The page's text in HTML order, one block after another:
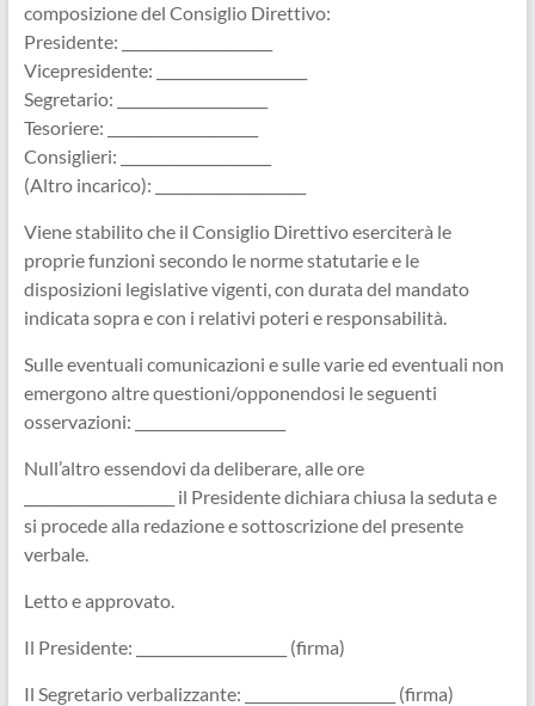
composizione del Consiglio Direttivo:
Presidente: _____________________
Vicepresidente: _____________________
Segretario: _____________________
Tesoriere: _____________________
Consiglieri: _____________________
(Altro incarico): _____________________
Viene stabilito che il Consiglio Direttivo eserciterà le
proprie funzioni secondo le norme statutarie e le
disposizioni legislative vigenti, con durata del mandato
indicata sopra e con i relativi poteri e responsabilità.
Sulle eventuali comunicazioni e sulle varie ed eventuali non
emergono altre questioni/opponendosi le seguenti
osservazioni: _____________________
Null’altro essendovi da deliberare, alle ore
_____________________ il Presidente dichiara chiusa la seduta e
si procede alla redazione e sottoscrizione del presente
verbale.
Letto e approvato.
Il Presidente: _____________________ (firma)
Il Segretario verbalizzante: _____________________ (firma)